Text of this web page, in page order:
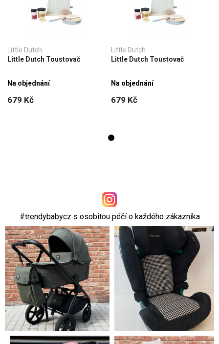
Little Dutch
Little Dutch Toustovač
679 Kč
Na objednání
Little Dutch
Little Dutch Toustovač
679 Kč
Na objednání
#trendybabycz s osobitou péčí o každého zákazníka